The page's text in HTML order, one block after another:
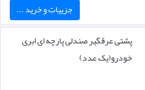
جزییات و خرید ...
پشتی عرقگیر صندلی پارچه ای ابری
خودرو(یک عدد)